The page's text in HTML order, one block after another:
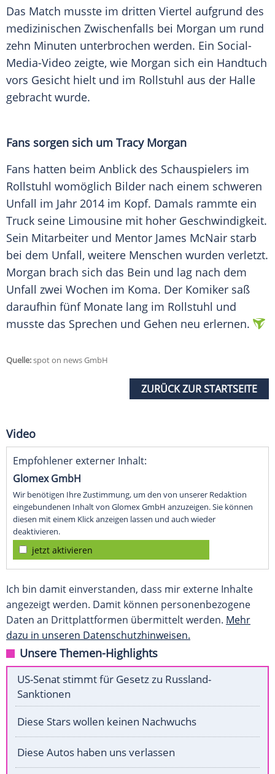
Das Match musste im dritten Viertel aufgrund des
medizinischen Zwischenfalls bei Morgan um rund
zehn Minuten unterbrochen werden. Ein Social-
Media-Video zeigte, wie Morgan sich ein Handtuch
vors Gesicht hielt und im Rollstuhl aus der Halle
gebracht wurde.
Fans sorgen sich um Tracy Morgan
Fans hatten beim Anblick des Schauspielers im
Rollstuhl womöglich Bilder nach einem schweren
Unfall im Jahr 2014 im Kopf. Damals rammte ein
Truck seine Limousine mit hoher Geschwindigkeit.
Sein Mitarbeiter und Mentor James McNair starb
bei dem Unfall, weitere Menschen wurden verletzt.
Morgan brach sich das Bein und lag nach dem
Unfall zwei Wochen im Koma. Der Komiker saß
daraufhin fünf Monate lang im Rollstuhl und
musste das Sprechen und Gehen neu erlernen.
Quelle:spot on news GmbH
ZURÜCK ZUR STARTSEITE
Video
Empfohlener externer Inhalt:
Glomex GmbH
Wir benötigen Ihre Zustimmung, um den von unserer Redaktion
eingebundenen Inhalt von Glomex GmbH anzuzeigen. Sie können
diesen mit einem Klick anzeigen lassen und auch wieder
deaktivieren.
jetzt aktivieren
Ich bin damit einverstanden, dass mir externe Inhalte
angezeigt werden. Damit können personenbezogene
Daten an Drittplattformen übermittelt werden. Mehr
dazu in unseren Datenschutzhinweisen.
Unsere Themen-Highlights
US-Senat stimmt für Gesetz zu Russland-
Sanktionen
Diese Stars wollen keinen Nachwuchs
Diese Autos haben uns verlassen